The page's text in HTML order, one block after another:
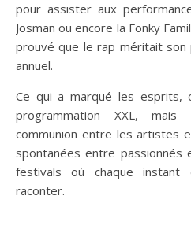
pour assister aux
Josman ou encore la Fonky
prouvé que le rap méritait
annuel.
Ce qui a marqué les esprits,
programmation XXL, mais
communion entre les artistes
spontanées entre
festivals où chaque instant
raconter.